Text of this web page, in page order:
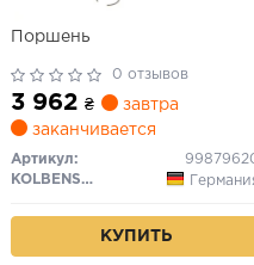
Поршень
0 отзывов
3 962 ₴
завтра
заканчивается
Артикул:
KOLBENSCHMIDT
КУПИТЬ